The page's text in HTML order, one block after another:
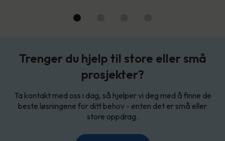
Trenger du hjelp til store eller små
prosjekter?
Ta kontakt med oss i dag, så hjelper vi deg med å finne de
beste løsningene for ditt behov - enten det er små eller
store oppdrag.